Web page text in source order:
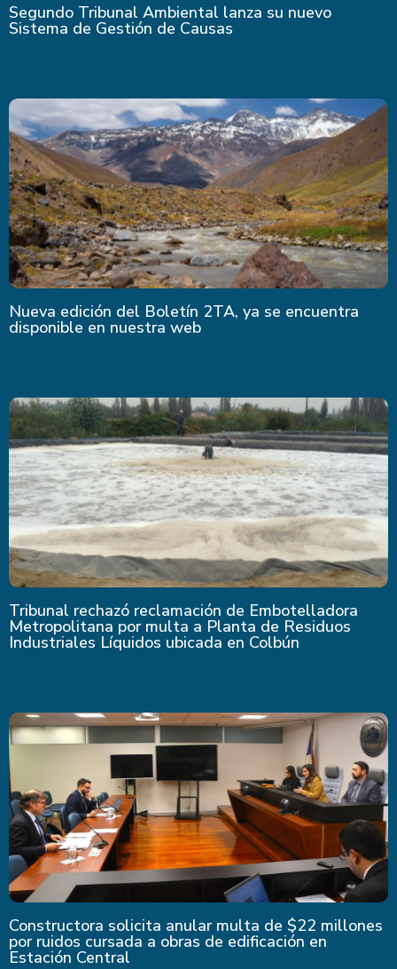
Segundo Tribunal Ambiental lanza su nuevo
Sistema de Gestión de Causas
Nueva edición del Boletín 2TA, ya se encuentra
disponible en nuestra web
Tribunal rechazó reclamación de Embotelladora
Metropolitana por multa a Planta de Residuos
Industriales Líquidos ubicada en Colbún
Constructora solicita anular multa de $22 millones
por ruidos cursada a obras de edificación en
Estación Central